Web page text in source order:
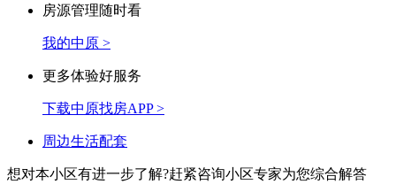
房源管理随时看
我的中原 >
更多体验好服务
下载中原找房APP >
周边生活配套
想对本小区有进一步了解?赶紧咨询小区专家为您综合解答